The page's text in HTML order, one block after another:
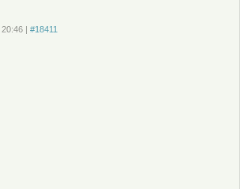
20:46| #18411